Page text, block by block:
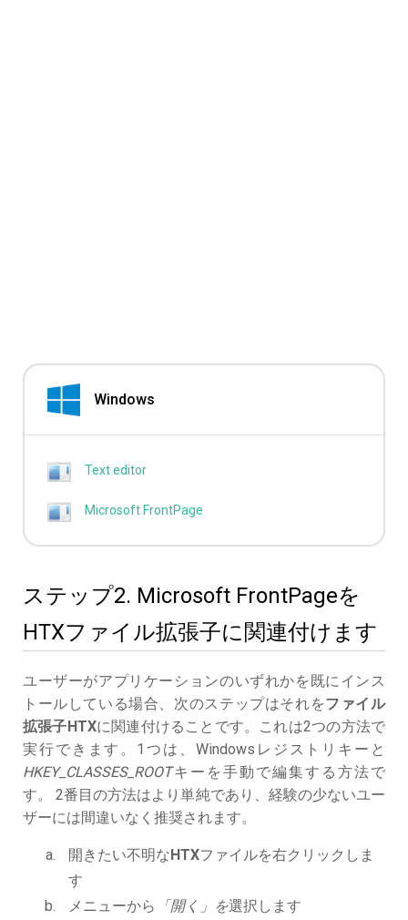
Windows
Text editor
Microsoft FrontPage
ステップ2. Microsoft FrontPageを
HTXファイル拡張子に関連付けます
ユーザーがアプリケーションのいずれかを既にインス
トールしている場合、次のステップはそれをファイル
拡張子HTXに関連付けることです。これは2つの方法で
実行できます。1つは、Windowsレジストリキーと
HKEY_CLASSES_ROOTキーを手動で編集する方法で
す。 2番目の方法はより単純であり、経験の少ないユー
ザーには間違いなく推奨されます。
開きたい不明なHTXファイルを右クリックしま
す
メニューから
「開く」を選択します